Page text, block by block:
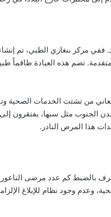
مركز بنغازي الطبي، تم
تضم هذه العيادة طاقماً طبياً
من تشتت الخدمات الصحية
الجنوب مثل سبها، يفتقرون
هذا المرض النادر.
بالضبط كم عدد مرضى
وعدم وجود نظام للإبلاغ